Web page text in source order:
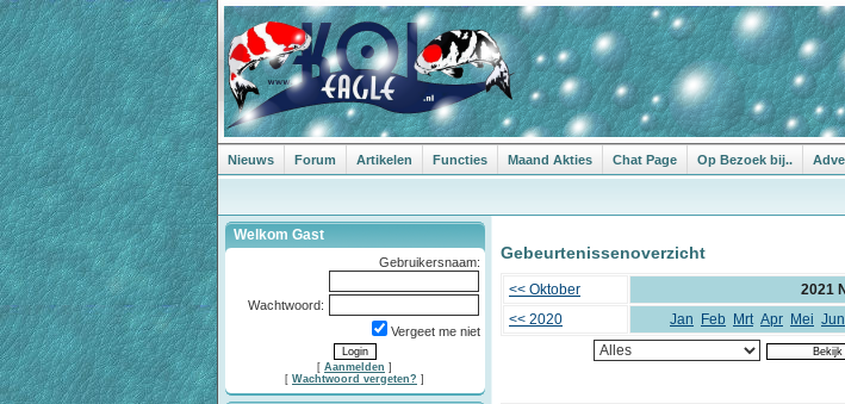
Nieuws Forum Artikelen Functies Maand Akties Chat Page Op Bezoek bij..
Welkom Gast
Gebruikersnaam:
Wachtwoord:
Vergeet me niet
[ Aanmelden ]
[ Wachtwoord vergeten? ]
Gebeurtenissenoverzicht
<< Oktober 2021
<< 2020
Jan Feb Mrt Apr Mei Jun